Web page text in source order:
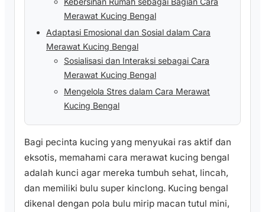
Merawat Kucing Bengal
Adaptasi Emosional dan Sosial dalam Cara
Merawat Kucing Bengal
Sosialisasi dan Interaksi sebagai Cara
Merawat Kucing Bengal
Mengelola Stres dalam Cara Merawat
Kucing Bengal
Bagi pecinta kucing yang menyukai ras aktif dan
eksotis, memahami cara merawat kucing bengal
adalah kunci agar mereka tumbuh sehat, lincah,
dan memiliki bulu super kinclong. Kucing bengal
dikenal dengan pola bulu mirip macan tutul mini,